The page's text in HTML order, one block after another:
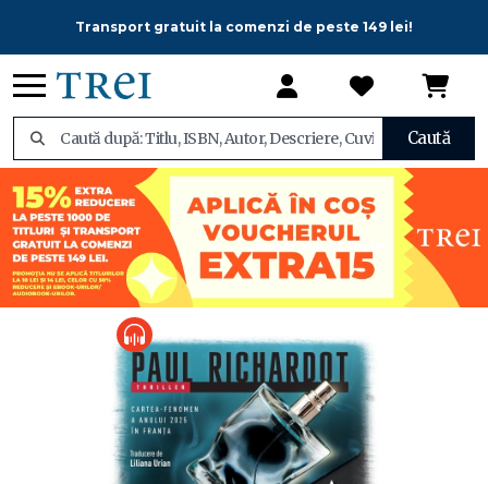
Transport gratuit la comenzi de peste 149 lei!
Caută